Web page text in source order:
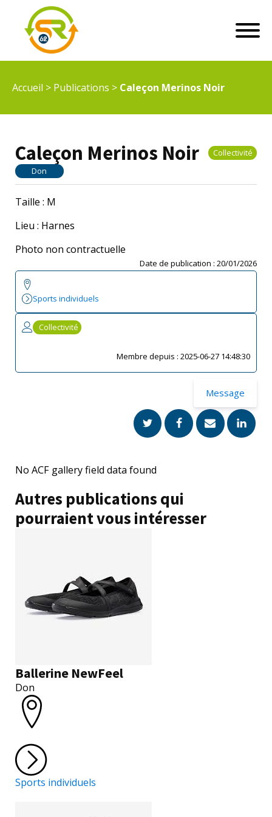
Accueil > Publications > Caleçon Merinos Noir
Caleçon Merinos Noir
Collectivité
Don
Taille : M
Lieu : Harnes
Photo non contractuelle
Date de publication :20/01/2026
Sports individuels
Collectivité
Membre depuis : 2025-06-27 14:48:30
Message
No ACF gallery field data found
Autres publications qui
pourraient vous intéresser
Ballerine NewFeel
Don
Sports individuels